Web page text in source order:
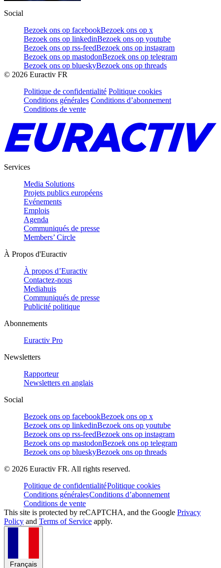
Social
Bezoek ons op facebookBezoek ons op x
Bezoek ons op linkedinBezoek ons op youtube
Bezoek ons op rss-feedBezoek ons op instagram
Bezoek ons op mastodonBezoek ons op telegram
Bezoek ons op blueskyBezoek ons op threads
© 2026 Euractiv FR
Politique de confidentialité Politique cookies
Conditions générales Conditions d’abonnement
Conditions de vente
Services
Media Solutions
Projets publics européens
Evénements
Emplois
Agenda
Communiqués de presse
Members’ Circle
À Propos d'Euractiv
À propos d’Euractiv
Contactez-nous
Mediahuis
Communiqués de presse
Publicité politique
Abonnements
Euractiv Pro
Newsletters
Rapporteur
Newsletters en anglais
Social
Bezoek ons op facebookBezoek ons op x
Bezoek ons op linkedinBezoek ons op youtube
Bezoek ons op rss-feedBezoek ons op instagram
Bezoek ons op mastodonBezoek ons op telegram
Bezoek ons op blueskyBezoek ons op threads
© 2026 Euractiv FR. All rights reserved.
Politique de confidentialitéPolitique cookies
Conditions généralesConditions d’abonnement
Conditions de vente
This site is protected by reCAPTCHA, and the Google Privacy
Policy and Terms of Service apply.
Français